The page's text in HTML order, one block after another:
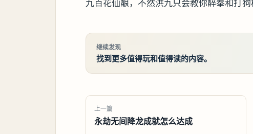
九百花仙酿，不然洪九只会教你醉拳和打狗
继续发现
找到更多值得玩和值得读的内容。
上一篇
永劫无间降龙成就怎么达成